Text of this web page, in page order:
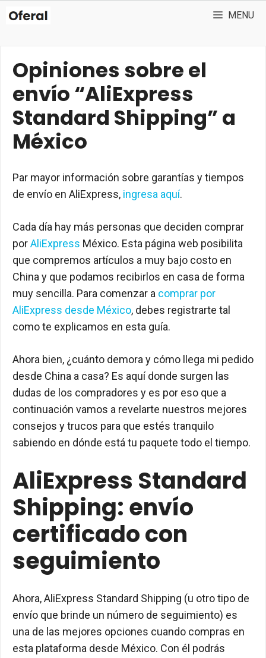
Saltar
MENU
Opiniones sobre el
envío “AliExpress
Standard Shipping” a
México
Par mayor información sobre garantías y tiempos
de envío en AliExpress, ingresa aquí.
Cada día hay más personas que deciden comprar
porAliExpress México. Esta página web posibilita
que compremos artículos a muy bajo costo en
China y que podamos recibirlos en casa de forma
muy sencilla. Para comenzar a comprar por
AliExpress desde México, debes registrarte tal
como te explicamos en esta guía.
Ahora bien, ¿cuánto demora y cómo llega mi pedido
desde China a casa? Es aquí donde surgen las
dudas de los compradores y es por eso que a
continuación vamos a revelarte nuestros mejores
consejos y trucos para que estés tranquilo
sabiendo en dónde está tu paquete todo el tiempo.
AliExpress Standard
Shipping: envío
certificado con
seguimiento
Ahora, AliExpress Standard Shipping (u otro tipo de
envío que brinde un número de seguimiento) es
una de las mejores opciones cuando compras en
esta plataforma desde México. Con él podrás